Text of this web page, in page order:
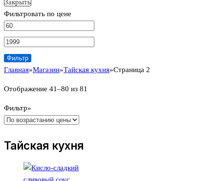
Закрыть
Фильтровать по цене
Фильтр
Главная»Магазин»Тайская кухня»Страница 2
Отображение 41–80 из 81
Фильтр»
Тайская кухня